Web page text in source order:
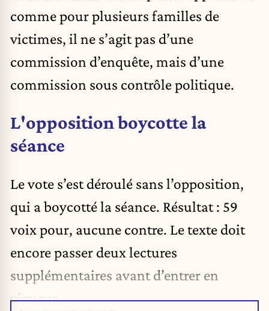
comme pour plusieurs familles de
victimes, il ne s’agit pas d’une
commission d’enquête, mais d’une
commission sous contrôle politique.
L'opposition boycotte la
séance
Le vote s’est déroulé sans l’opposition,
qui a boycotté la séance. Résultat : 59
voix pour, aucune contre. Le texte doit
encore passer deux lectures
supplémentaires avant d’entrer en
vigueur.